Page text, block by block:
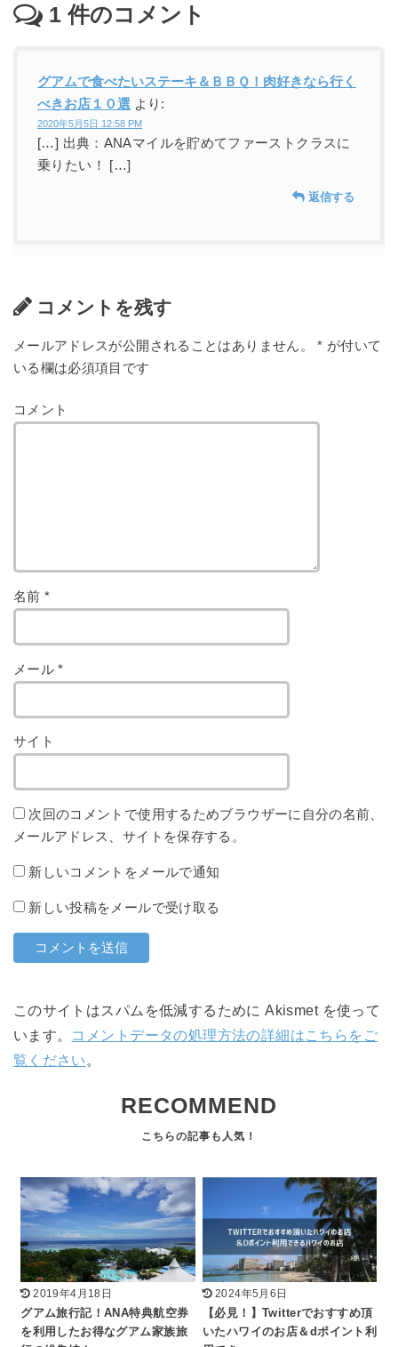
1件のコメント
グアムで食べたいステーキ＆ＢＢＱ！肉好きなら行く
べきお店１０選 より:
2020年5月5日 12:58 PM
[…] 出典：ANAマイルを貯めてファーストクラスに
乗りたい！ […]
返信する
コメントを残す
メールアドレスが公開されることはありません。 * が付いて
いる欄は必須項目です
コメント
名前 *
メール*
サイト
次回のコメントで使用するためブラウザーに自分の名前、
メールアドレス、サイトを保存する。
新しいコメントをメールで通知
新しい投稿をメールで受け取る
このサイトはスパムを低減するために Akismet を使って
います。 コメントデータの処理方法の詳細はこちらをご
覧ください 。
RECOMMEND
2019年4月18日
グアム旅行記！ANA特典航空券
を利用したお得なグアム家族旅
2024年5月6日
【必見！】Twitterでおすすめ頂
いたハワイのお店＆dポイント利